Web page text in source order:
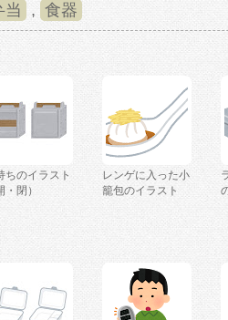
当 , 食器
ちのイラスト
・閉）
レンゲに入った小
籠包のイラスト